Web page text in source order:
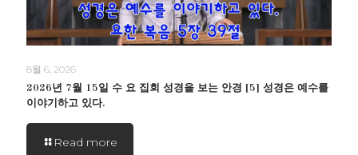
8월 6, 2026
2026년 7월 15일 수 요 집회 성경을 보는 안경 [5] 성경은 예수를
이야기하고 있다.
Read more